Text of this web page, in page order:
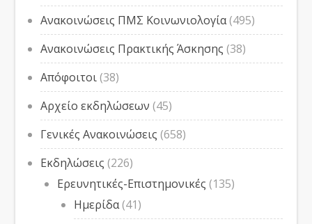
Ανακοινώσεις ΠΜΣ Κοινωνιολογία(495)
Ανακοινώσεις Πρακτικής Άσκησης (38)
Απόφοιτοι(38)
Αρχείο εκδηλώσεων (45)
Γενικές Ανακοινώσεις (658)
Εκδηλώσεις (226)
Ερευνητικές-Επιστημονικές (135)
Ημερίδα(41)